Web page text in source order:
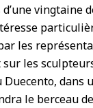
vingtaine
les
les
dans
le berceau